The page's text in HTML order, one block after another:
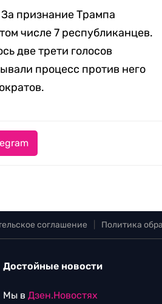
признание Трампа
числе 7 республиканцев.
две трети голосов
процесс против него
соглашение Политика
Достойные новости
Мы в Дзен.Новостях